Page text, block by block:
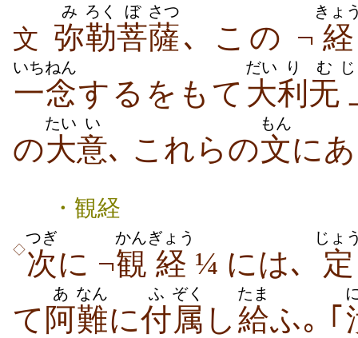
文 弥
み
勒
ろく
菩
ぼ
薩
さつ
､ この ¬ 経
きょ
一念
いちねん
するをもて 大
だい
利
り
无
む
の大
たい
意
い
､ これらの文
もん
に
・観経
◇次
つぎ
に ¬観
かん
経
ぎょう
¼ には､ 定
じょ
て 阿
あ
難
なん
に付
ふ
属
ぞく
し 給
たま
ふ｡ ｢